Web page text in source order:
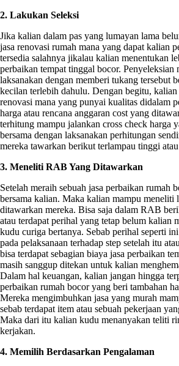
2. Lakukan Seleksi
Jika kalian dalam pas yang lumayan lama
jasa renovasi rumah mana yang dapat kalian
tersedia salahnya jikalau kalian menentukan
perbaikan tempat tinggal bocor. Penyeleksian
laksanakan dengan memberi tukang tersebut
kecilan terlebih dahulu. Dengan begitu, kalian
renovasi mana yang punyai kualitas didalam
harga atau rencana anggaran cost yang
terhitung mampu jalankan cross check harga
bersama dengan laksanakan perhitungan
mereka tawarkan berikut terlampau tinggi
3. Meneliti RAB Yang Ditawarkan
Setelah meraih sebuah jasa perbaikan rumah
bersama kalian. Maka kalian mampu
ditawarkan mereka. Bisa saja dalam RAB
atau terdapat perihal yang tetap belum kalian
kudu curiga bertanya. Sebab perihal seperti
pada pelaksanaan terhadap step setelah itu
bisa terdapat sebagian biaya jasa perbaikan
masih sanggup ditekan untuk kalian
Dalam hal keuangan, kalian jangan hingga
perbaikan rumah bocor yang beri tambahan
Mereka mengimbuhkan jasa yang murah
sebab terdapat item atau sebuah pekerjaan
Maka dari itu kalian kudu menanyakan teliti
kerjakan.
4. Memilih Berdasarkan Pengalaman